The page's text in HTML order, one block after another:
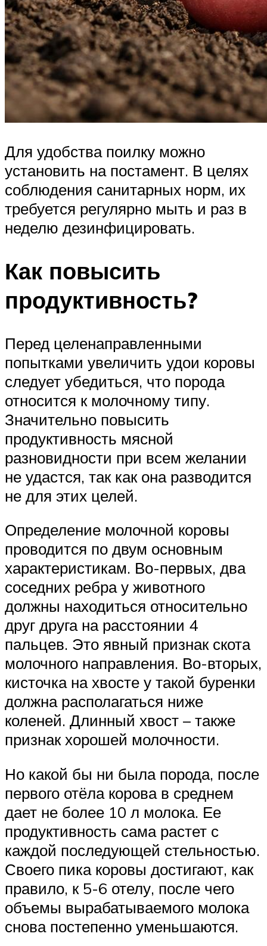
Для удобства поилку можно
установить на постамент. В целях
соблюдения санитарных норм, их
требуется регулярно мыть и раз в
неделю дезинфицировать.
Как повысить
продуктивность?
Перед целенаправленными
попытками увеличить удои коровы
следует убедиться, что порода
относится к молочному типу.
Значительно повысить
продуктивность мясной
разновидности при всем желании
не удастся, так как она разводится
не для этих целей.
Определение молочной коровы
проводится по двум основным
характеристикам. Во-первых, два
соседних ребра у животного
должны находиться относительно
друг друга на расстоянии 4
пальцев. Это явный признак скота
молочного направления. Во-вторых,
кисточка на хвосте у такой буренки
должна располагаться ниже
коленей. Длинный хвост – также
признак хорошей молочности.
Но какой бы ни была порода, после
первого отёла корова в среднем
дает не более 10 л молока. Ее
продуктивность сама растет с
каждой последующей стельностью.
Своего пика коровы достигают, как
правило, к 5-6 отелу, после чего
объемы вырабатываемого молока
снова постепенно уменьшаются.